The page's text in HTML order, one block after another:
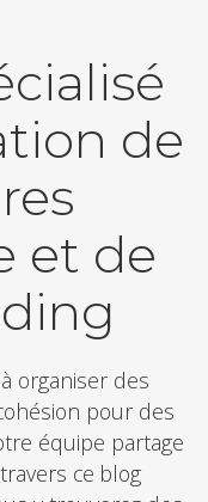
de
et de
organiser des
pour des
équipe partage
ce blog